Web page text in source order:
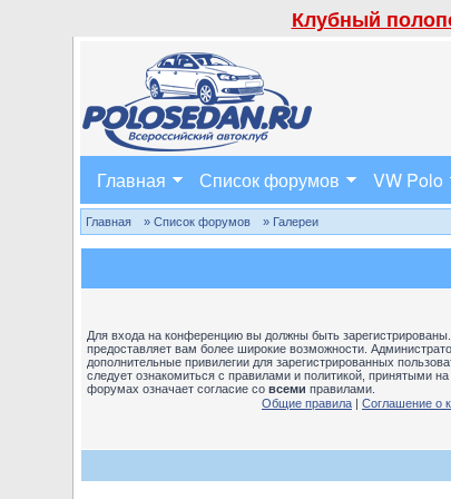
Клубный
Главная Список форумов VW Polo
Главная » Список форумов » Галереи
Для входа на конференцию вы должны быть
предоставляет вам более широкие возможности.
дополнительные привилегии для зарегистрированных
следует ознакомиться с правилами и политикой, принятыми
форумах означает согласие со всеми правилами.
Общие правила | Соглашение о